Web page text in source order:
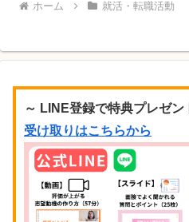
ホーム 就活・転職活動
～ LINE登録で特典プレゼン
受け取りはこちらから